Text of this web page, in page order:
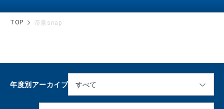
TOP 帝泉snap
年度別アーカイブ